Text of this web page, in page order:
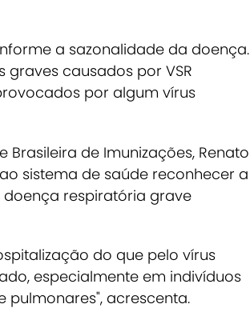
a sazonalidade da doença.
causados por VSR
por algum vírus
de Imunizações, Renato
sistema de saúde reconhecer a
respiratória grave
do que pelo vírus
especialmente em indivíduos
acrescenta.